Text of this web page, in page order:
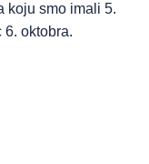
koju smo imali 5.
6. oktobra.